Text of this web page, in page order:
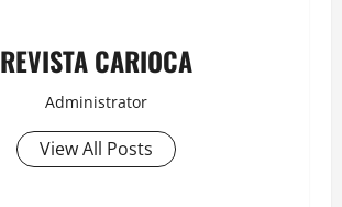
REVISTA CARIOCA
Administrator
View All Posts